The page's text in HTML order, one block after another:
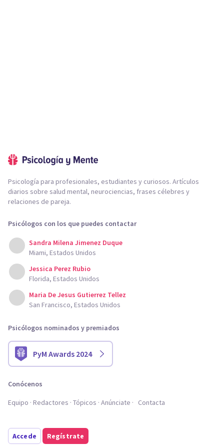
Psicología para profesionales, estudiantes y curiosos. Artículos
diarios sobre salud mental, neurociencias, frases célebres y
relaciones de pareja.
Psicólogos con los que puedes contactar
Sandra Milena Jimenez Duque
Miami, Estados Unidos
Jessica Perez Rubio
Florida, Estados Unidos
Maria De Jesus Gutierrez Tellez
San Francisco, Estados Unidos
Psicólogos nominados y premiados
PyM Awards 2024
Conócenos
Equipo Redactores Tópicos Anúnciate Contacta
Accede Regístrate